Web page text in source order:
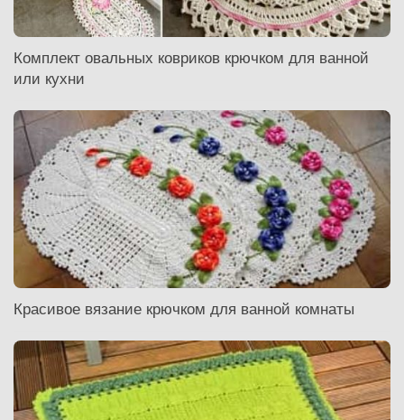
Комплект овальных ковриков крючком для ванной
или кухни
Красивое вязание крючком для ванной комнаты